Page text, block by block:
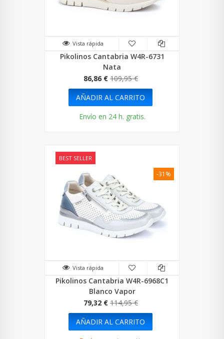
Vista rápida
Pikolinos Cantabria W4R-6731
Nata
86,86 € 109,95 €
AÑADIR AL CARRITO
Envío en 24 h. gratis.
BEST SELLER
Vista rápida
Pikolinos Cantabria W4R-6968C1
Blanco Vapor
79,32 € 114,95 €
-31%
AÑADIR AL CARRITO